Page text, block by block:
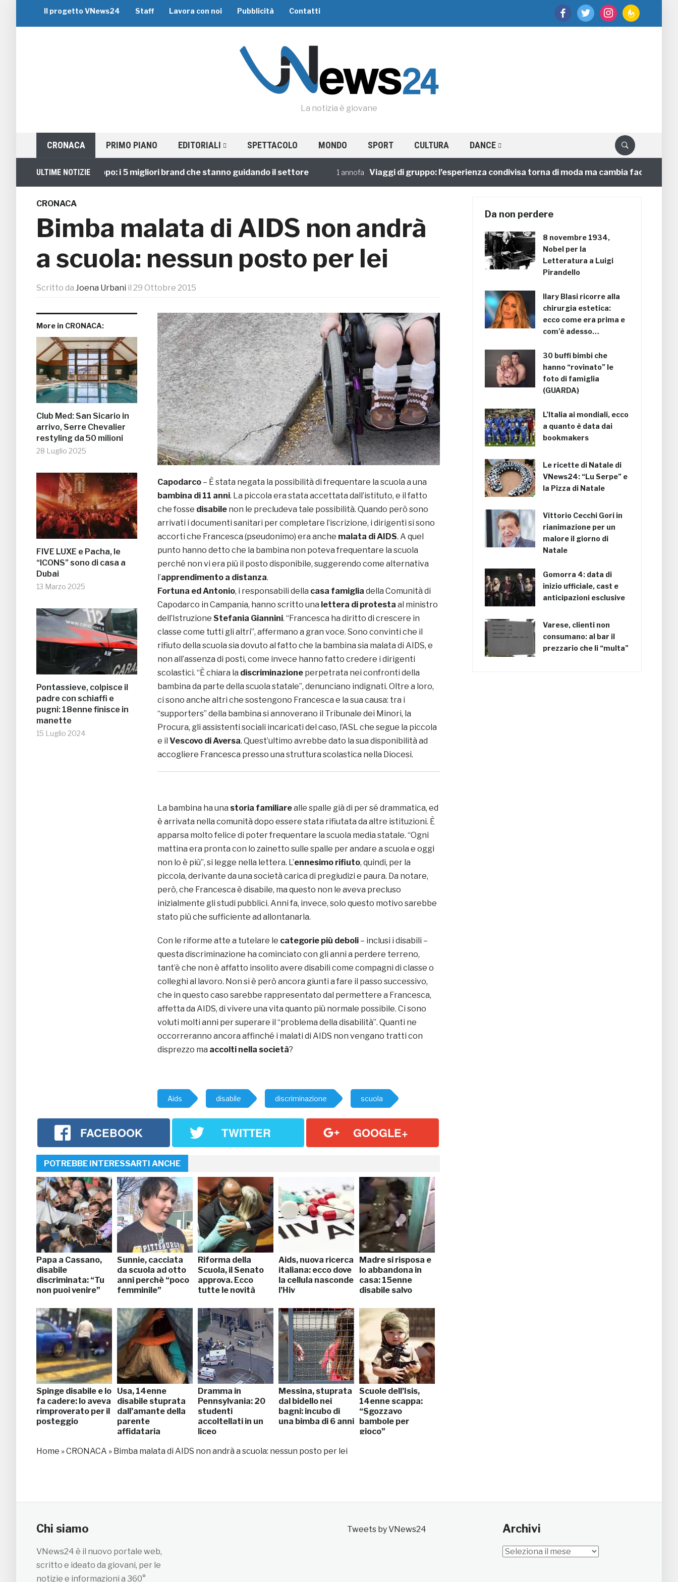
facebooktwitter instagramfeedburner
Il progetto VNews24 Staff Lavora con noi Pubblicità Contatti
La notizia è giovane
CRONACA PRIMO PIANO EDITORIALI SPETTACOLO MONDO SPORT CULTURA DANCE
ULTIME NOTIZIE
Viaggi di Gruppo: i 5 migliori brand che stanno guidando il settore 1 annofa Viaggi di gruppo: l’esperienza condivisa torna di moda ma cambia faccia
CRONACA
Bimba malata di AIDS non andrà
a scuola: nessun posto per lei
Scritto da Joena Urbani il 29 Ottobre 2015
More in CRONACA:
Club Med: San Sicario in
arrivo, Serre Chevalier
restyling da 50 milioni
28 Luglio 2025
FIVE LUXE e Pacha, le
“ICONS” sono di casa a
Dubai
13 Marzo 2025
Pontassieve, colpisce il
padre con schiaffi e
pugni: 18enne finisce in
manette
15 Luglio 2024
Capodarco – È stata negata la possibilità di frequentare la scuola a una
bambina di 11 anni. La piccola era stata accettata dall’istituto, e il fatto
che fosse disabile non le precludeva tale possibilità. Quando però sono
arrivati i documenti sanitari per completare l’iscrizione, i dirigenti si sono
accorti che Francesca (pseudonimo) era anche malata di AIDS. A quel
punto hanno detto che la bambina non poteva frequentare la scuola
perché non vi era più il posto disponibile, suggerendo come alternativa
l’apprendimento a distanza.
Fortuna ed Antonio, i responsabili della casa famiglia della Comunità di
Capodarco in Campania, hanno scritto una lettera di protesta al ministro
dell’Istruzione Stefania Giannini. “Francesca ha diritto di crescere in
classe come tutti gli altri”, affermano a gran voce. Sono convinti che il
rifiuto della scuola sia dovuto al fatto che la bambina sia malata di AIDS, e
non all’assenza di posti, come invece hanno fatto credere i dirigenti
scolastici. “È chiara la discriminazione perpetrata nei confronti della
bambina da parte della scuola statale”, denunciano indignati. Oltre a loro,
ci sono anche altri che sostengono Francesca e la sua causa: tra i
“supporters” della bambina si annoverano il Tribunale dei Minori, la
Procura, gli assistenti sociali incaricati del caso, l’ASL che segue la piccola
e il Vescovo di Aversa. Quest’ultimo avrebbe dato la sua disponibilità ad
accogliere Francesca presso una struttura scolastica nella Diocesi.
La bambina ha una storia familiarealle spalle già di per sé drammatica, ed
è arrivata nella comunità dopo essere stata rifiutata da altre istituzioni. È
apparsa molto felice di poter frequentare la scuola media statale. “Ogni
mattina era pronta con lo zainetto sulle spalle per andare a scuola e oggi
non lo è più”, si legge nella lettera. L’ennesimo rifiuto, quindi, per la
piccola, derivante da una società carica di pregiudizi e paura. Da notare,
però, che Francesca è disabile, ma questo non le aveva precluso
inizialmente gli studi pubblici. Anni fa, invece, solo questo motivo sarebbe
stato più che sufficiente ad allontanarla.
Con le riforme atte a tutelare le categorie più deboli – inclusi i disabili –
questa discriminazione ha cominciato con gli anni a perdere terreno,
tant’è che non è affatto insolito avere disabili come compagni di classe o
colleghi al lavoro. Non si è però ancora giunti a fare il passo successivo,
che in questo caso sarebbe rappresentato dal permettere a Francesca,
affetta da AIDS, di vivere una vita quanto più normale possibile. Ci sono
voluti molti anni per superare il “problema della disabilità”. Quanti ne
occorreranno ancora affinché i malati di AIDS non vengano tratti con
disprezzo ma accolti nella società?
Aids disabile discriminazione scuola
FACEBOOK TWITTER GOOGLE+
POTREBBE INTERESSARTI ANCHE
Papa a Cassano,
disabile
discriminata: “Tu
non puoi venire”
Sunnie, cacciata
da scuola ad otto
anni perchè “poco
femminile”
Riforma della
Scuola, il Senato
approva. Ecco
tutte le novità
Aids, nuova ricerca
italiana: ecco dove
la cellula nasconde
l’Hiv
Madre si risposa e
lo abbandona in
casa: 15enne
disabile salvo
Spinge disabile e lo
fa cadere: lo aveva
rimproverato per il
posteggio
Usa, 14enne
disabile stuprata
dall’amante della
parente
affidataria
Dramma in
Pennsylvania: 20
studenti
accoltellati in un
liceo
Messina, stuprata
dal bidello nei
bagni: incubo di
una bimba di 6 anni
Scuole dell’Isis,
14enne scappa:
“Sgozzavo
bambole per
gioco”
Home »CRONACA » Bimba malata di AIDS non andrà a scuola: nessun posto per lei
Da non perdere
8 novembre 1934,
Nobel per la
Letteratura a Luigi
Pirandello
Ilary Blasi ricorre alla
chirurgia estetica:
ecco come era prima e
com’è adesso…
30 buffi bimbi che
hanno “rovinato” le
foto di famiglia
(GUARDA)
L’Italia ai mondiali, ecco
a quanto è data dai
bookmakers
Le ricette di Natale di
VNews24: “Lu Serpe” e
la Pizza di Natale
Vittorio Cecchi Gori in
rianimazione per un
malore il giorno di
Natale
Gomorra 4: data di
inizio ufficiale, cast e
anticipazioni esclusive
Varese, clienti non
consumano: al bar il
prezzario che li “multa”
Chi siamo
VNews24 è il nuovo portale web,
scritto e ideato da giovani, per le
notizie e informazioni a 360°
Tweets by VNews24 Archivi
Archivi